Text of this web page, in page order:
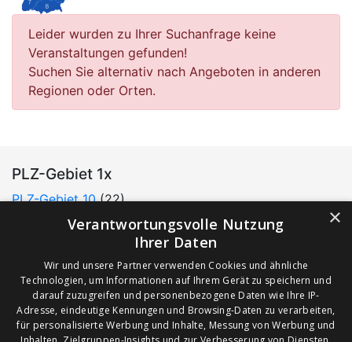
Leider wurden zu Ihrer Suchanfrage keine
Veranstaltungen gefunden!
Suchen Sie alternativ nach Angeboten in anderen
Regionen oder Orten.
PLZ-Gebiet 1x
PLZ-Gebiet 10(22)
PLZ-Gebiet 11 (0)
PLZ-Gebiet 14(36)
PLZ-Gebiet 15(11)
PLZ-Gebiet 16(30)
PLZ-Gebiet 17 (48)
×
Verantwortungsvolle Nutzung
Ihrer Daten
Wir und unsere Partner verwenden Cookies und ähnliche
Technologien, um Informationen auf Ihrem Gerät zu speichern und
darauf zuzugreifen und personenbezogene Daten wie Ihre IP-
Adresse, eindeutige Kennungen und Browsing-Daten zu verarbeiten,
für personalisierte Werbung und Inhalte, Messung von Werbung und